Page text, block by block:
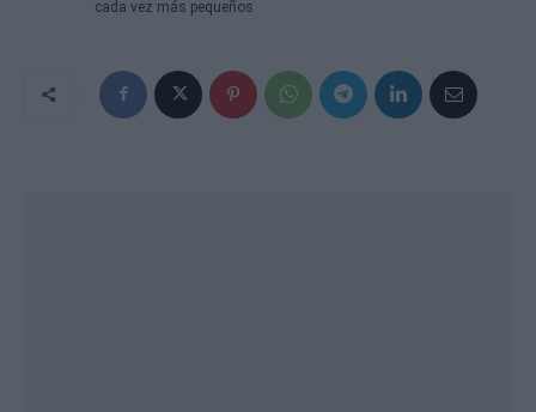
cada vez más pequeños